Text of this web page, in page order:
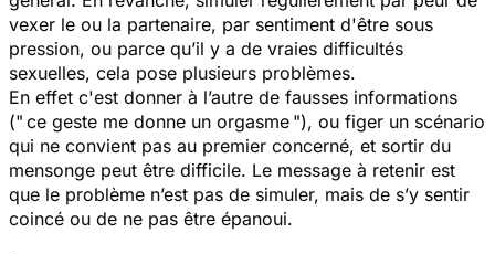
vexer le ou la partenaire, par sentiment d'être sous
pression, ou parce qu’il y a de vraies difficultés
sexuelles, cela pose plusieurs problèmes.
En effet c'est donner à l’autre de fausses informations
(" ce geste me donne un orgasme "), ou figer un scénario
qui ne convient pas au premier concerné, et sortir du
mensonge peut être difficile. Le message à retenir est
que le problème n’est pas de simuler, mais de s’y sentir
coincé ou de ne pas être épanoui.